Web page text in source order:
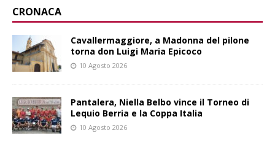
CRONACA
Cavallermaggiore, a Madonna del pilone
torna don Luigi Maria Epicoco
10 Agosto 2026
Pantalera, Niella Belbo vince il Torneo di
Lequio Berria e la Coppa Italia
10 Agosto 2026